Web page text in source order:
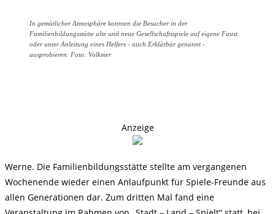
In gemütlicher Atmosphäre konnten die Besucher in der
Familienbildungsstätte alte und neue Gesellschaftsspiele auf eigene Faust
oder unter Anleitung eines Helfers - auch Erklärbär genannt -
ausprobieren. Foto: Volkmer
Anzeige
Werne. Die Familienbildungsstätte stellte am vergangenen
Wochenende wieder einen Anlaufpunkt für Spiele-Freunde aus
allen Generationen dar. Zum dritten Mal fand eine